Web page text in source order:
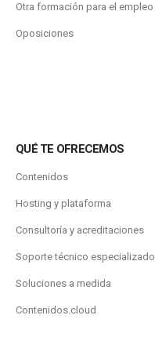
Otra formación para el empleo
Oposiciones
QUÉ TE OFRECEMOS
Contenidos
Hosting y plataforma
Consultoría y acreditaciones
Soporte técnico especializado
Soluciones a medida
Contenidos.cloud